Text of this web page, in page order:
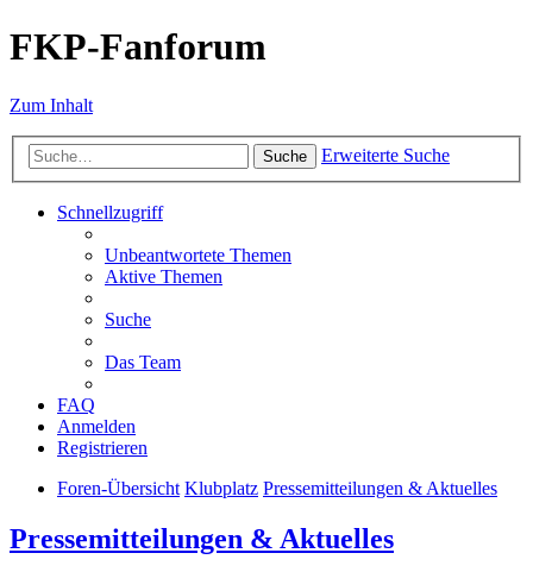
FKP-Fanforum
Zum Inhalt
Suche Erweiterte Suche
Schnellzugriff
Unbeantwortete Themen
Aktive Themen
Suche
Das Team
FAQ
Anmelden
Registrieren
Foren-Übersicht Klubplatz Pressemitteilungen & Aktuelles
Pressemitteilungen & Aktuelles